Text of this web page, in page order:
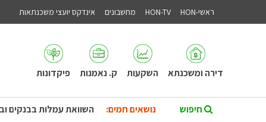
ראשי-HON HON-TV מחשבונים אינדקס יועצי משכנתאות
דירה ומשכנתא השקעות ק. נאמנות פיקדונות
נושאים חמים: השוואת עמלות בבנקים